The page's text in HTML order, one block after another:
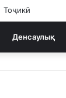
Тоҷикӣ
Денсаулық